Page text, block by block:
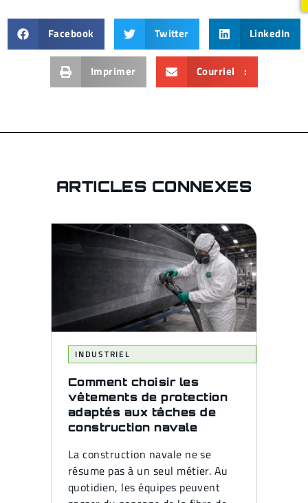
Facebook Twitter LinkedIn
Imprimer Courriel :
ARTICLES CONNEXES
INDUSTRIEL
Comment choisir les
vêtements de protection
adaptés aux tâches de
construction navale
La construction navale ne se
résume pas à un seul métier. Au
quotidien, les équipes peuvent